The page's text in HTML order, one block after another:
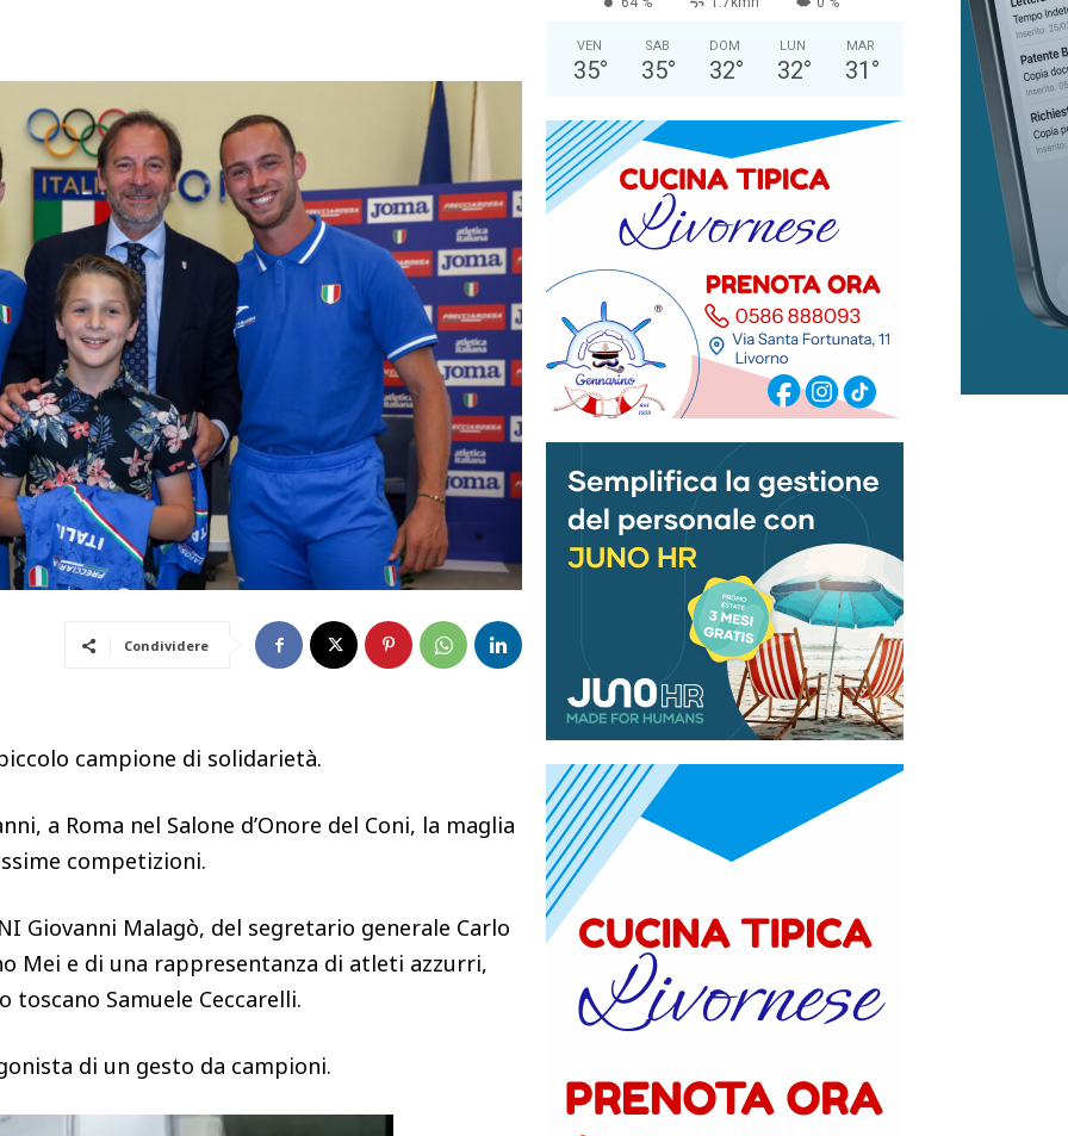
Condividere
campione di solidarietà.
a Roma nel Salone d’Onore del Coni, la maglia
competizioni.
Giovanni Malagò, del segretario generale Carlo
Mei e di una rappresentanza di atleti azzurri,
Samuele Ceccarelli.
di un gesto da campioni.
VEN
35°
SAB
35°
DOM
32°
LUN
32°
MAR
31 °